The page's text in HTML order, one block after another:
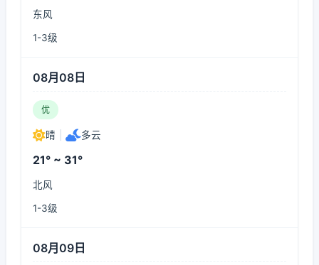
东风
1-3级
08月08日
优
晴 多云
21° ~ 31°
北风
1-3级
08月09日